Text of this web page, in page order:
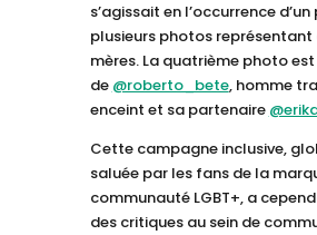
s’agissait en l’occurrence
plusieurs photos
mères. La quatrième photo
de @roberto_bete, homme
enceint et sa partenaire
Cette campagne inclusive,
saluée par les fans de la
communauté LGBT+, a
des critiques au sein de